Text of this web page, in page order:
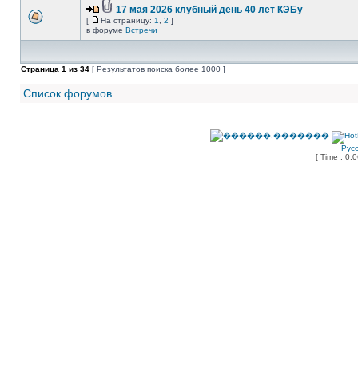
17 мая 2026 клубный день 40 лет КЭБу
[ На страницу: 1 2 ]
в форуме Встречи
Страница 1 из 34 [ Результатов поиска более 1000 ]
Список форумов
[ Time :